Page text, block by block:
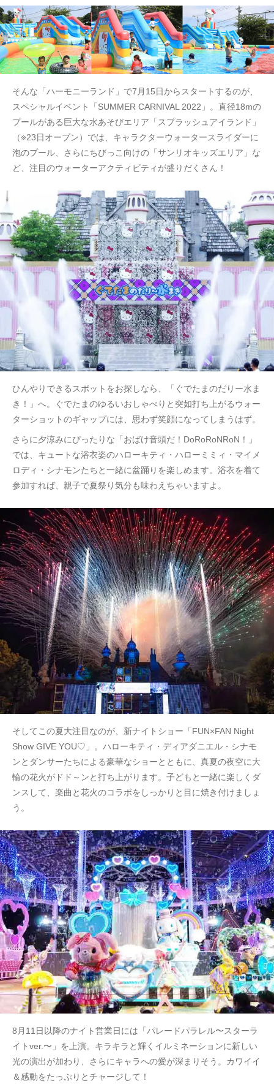
そんな「ハーモニーランド」で7月15日からスタートするのが、
スペシャルイベント「SUMMER CARNIVAL 2022」。直径18mの
プールがある巨大な水あそびエリア「スプラッシュアイランド」
（※23日オープン）では、キャラクターウォータースライダーに
泡のプール、さらにちびっこ向けの「サンリオキッズエリア」な
ど、注目のウォーターアクティビティが盛りだくさん！
ひんやりできるスポットをお探しなら、「ぐでたまのだりー水ま
き！」へ。ぐでたまのゆるいおしゃべりと突如打ち上がるウォー
ターショットのギャップには、思わず笑顔になってしまうはず。
さらに夕涼みにぴったりな「おばけ音頭だ！DoRoRoNRoN！」
では、キュートな浴衣姿のハローキティ・ハローミミィ・マイメ
ロディ・シナモンたちと一緒に盆踊りを楽しめます。浴衣を着て
参加すれば、親子で夏祭り気分も味わえちゃいますよ。
そしてこの夏大注目なのが、新ナイトショー「FUN×FAN Night
Show GIVE YOU♡」。ハローキティ・ディアダニエル・シナモ
ンとダンサーたちによる豪華なショーとともに、真夏の夜空に大
輪の花火がドド～ンと打ち上がります。子どもと一緒に楽しくダ
ンスして、楽曲と花火のコラボをしっかりと目に焼き付けましょ
う。
8月11日以降のナイト営業日には「パレードパラレル〜スターラ
イトver.〜」を上演。キラキラと輝くイルミネーションに新しい
光の演出が加わり、さらにキャラへの愛が深まりそう。カワイイ
＆感動をたっぷりとチャージして！